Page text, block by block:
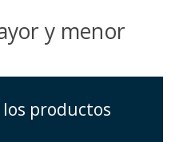
y menor
los productos